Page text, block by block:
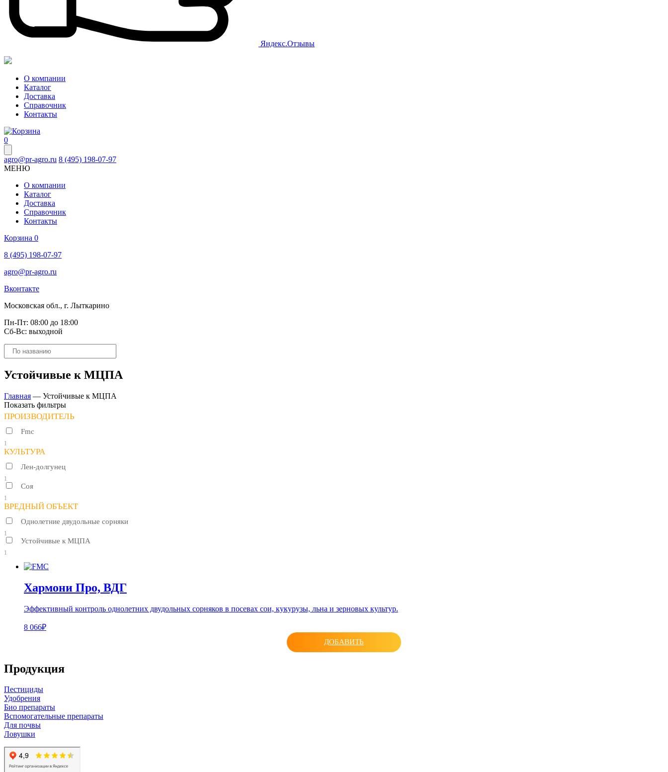
Яндекс.Отзывы
О компании
Каталог
Доставка
Справочник
Контакты
0
agro@pr-agro.ru 8 (495) 198-07-97
МЕНЮ
О компании
Каталог
Доставка
Справочник
Контакты
Корзина 0
8 (495) 198-07-97
agro@pr-agro.ru
Вконтакте
Московская обл., г. Лыткарино
Пн-Пт: 08:00 до 18:00
Сб-Вс: выходной
Поиск
товаров
Устойчивые к МЦПА
Главная — Устойчивые к МЦПА
Показать фильтры
ПРОИЗВОДИТЕЛЬ
Fmc
1
КУЛЬТУРА
Лен-долгунец
1
Соя
1
ВРЕДНЫЙ ОБЪЕКТ
Однолетние двудольные сорняки
1
Устойчивые к МЦПА
1
Хармони Про, ВДГ
Эффективный контроль однолетних двудольных сорняков в посевах сои, кукурузы, льна и зерновых культур.
8 066₽
ДОБАВИТЬ
Продукция
Пестициды
Удобрения
Био препараты
Вспомогательные препараты
Для почвы
Ловушки